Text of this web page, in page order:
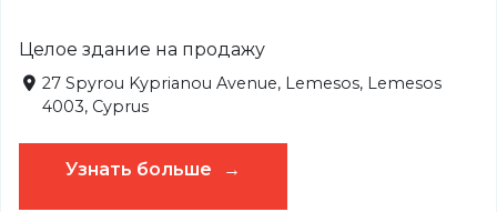
Целое здание на продажу
27 Spyrou Kyprianou Avenue, Lemesos, Lemesos
4003, Cyprus
Узнать больше